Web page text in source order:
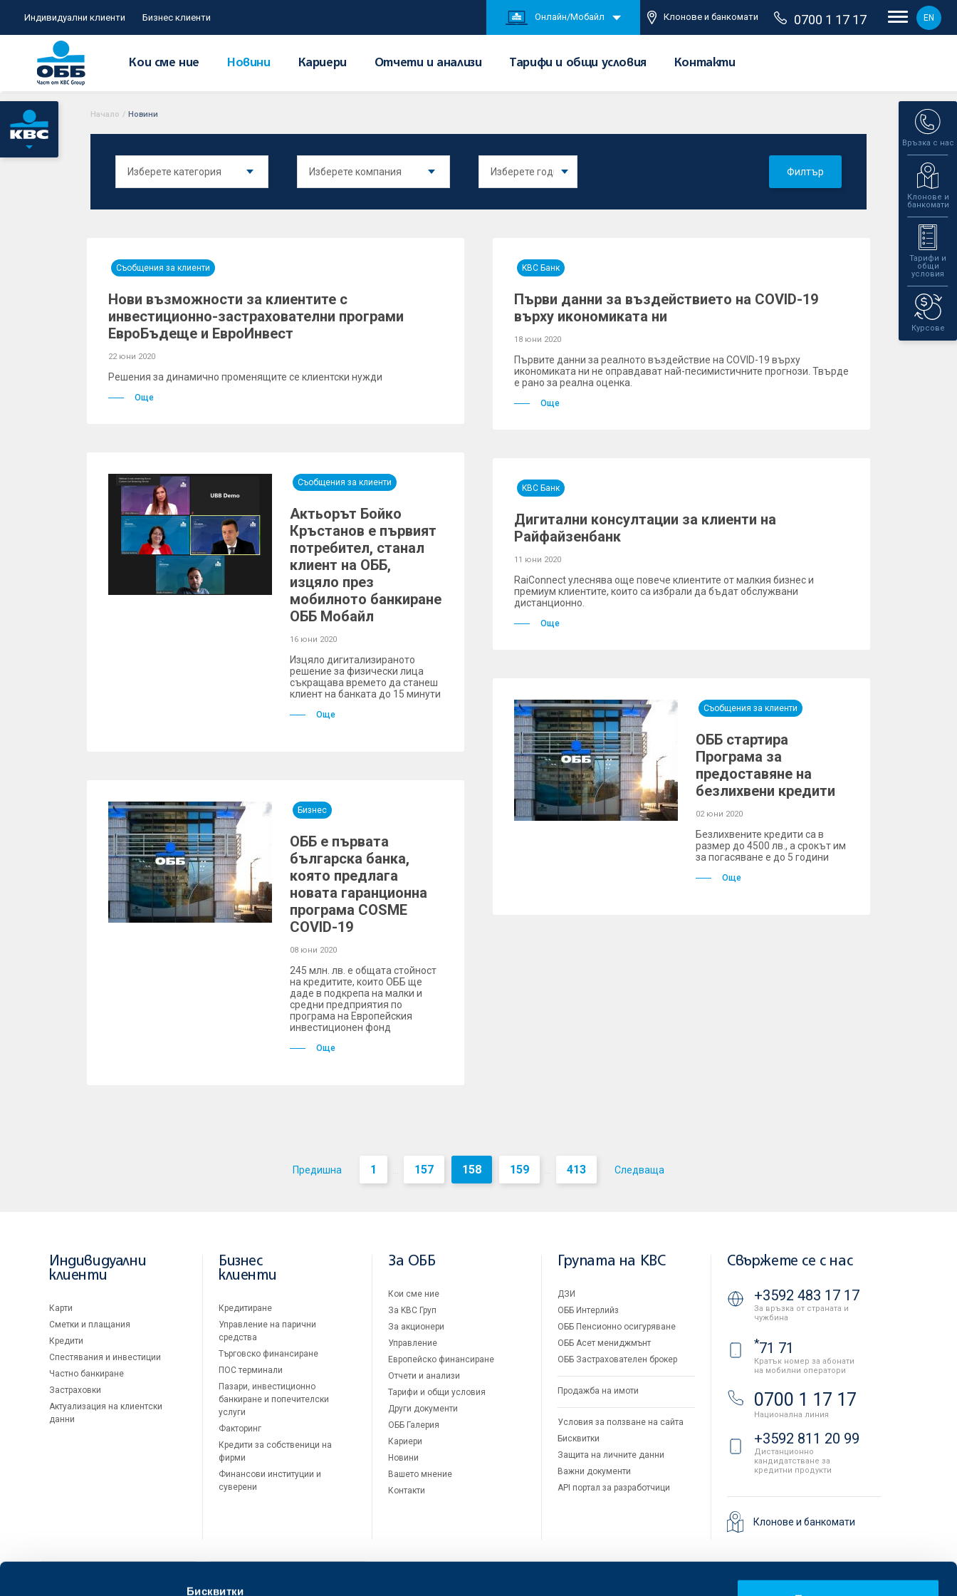
Бисквитки
Индивидуални клиенти Бизнес клиенти Онлайн/Мобайл Клонове и банкомати 0700 1 17 17 EN
Кои сме ние Новини Кариери Отчети и анализи Тарифи и общи условия Контакти
Връзка с нас
Клонове и
банкомати
Тарифи и
общи
условия
Курсове
Начало / Новини
Филтър
Съобщения за клиенти
Нови възможности за клиентите с
инвестиционно-застрахователни програми
ЕвроБъдеще и ЕвроИнвест
22 юни 2020
Решения за динамично променящите се клиентски нужди
Още
KBC Банк
Първи данни за въздействието на COVID-19
върху икономиката ни
18 юни 2020
Първите данни за реалното въздействие на COVID-19 върху
икономиката ни не оправдават най-песимистичните прогнози. Твърде
е рано за реална оценка.
Още
Съобщения за клиенти
Актьорът Бойко
Кръстанов е първият
потребител, станал
клиент на ОББ,
изцяло през
мобилното банкиране
ОББ Мобайл
16 юни 2020
Изцяло дигитализираното
решение за физически лица
съкращава времето да станеш
клиент на банката до 15 минути
Още
KBC Банк
Дигитални консултации за клиенти на
Райфайзенбанк
11 юни 2020
RaiConnect улеснява още повече клиентите от малкия бизнес и
премиум клиентите, които са избрали да бъдат обслужвани
дистанционно.
Още
Бизнес
ОББ e първата
българска банка,
която предлага
новата гаранционна
програма COSME
COVID-19
08 юни 2020
245 млн. лв. е общата стойност
на кредитите, които ОББ ще
даде в подкрепа на малки и
средни предприятия по
програма на Европейския
инвестиционен фонд
Още
Съобщения за клиенти
ОББ стартира
Програма за
предоставяне на
безлихвени кредити
02 юни 2020
Безлихвените кредити са в
размер до 4500 лв., а срокът им
за погасяване е до 5 години
Още
Предишна 1 ... 157 158 159 ... 413 Следваща
Индивидуални
клиенти
Карти
Сметки и плащания
Кредити
Спестявания и инвестиции
Частно банкиране
Застраховки
Актуализация на клиентски
данни
Бизнес
клиенти
Кредитиране
Управление на парични
средства
Търговско финансиране
ПОС терминали
Пазари, инвестиционно
банкиране и попечителски
услуги
Факторинг
Кредити за собственици на
фирми
Финансови институции и
суверени
За ОББ
Кои сме ние
За KBC Груп
За акционери
Управление
Европейско финансиране
Отчети и анализи
Тарифи и общи условия
Други документи
ОББ Галерия
Кариери
Новини
Вашето мнение
Контакти
Групата на KBC
ДЗИ
ОББ Интерлийз
ОББ Пенсионно осигуряване
ОББ Асет мениджмънт
ОББ Застрахователен брокер
Продажба на имоти
Условия за ползване на сайта
Бисквитки
Защита на личните данни
Важни документи
API портал за разработчици
Свържете се с нас
+3592 483 17 17
За връзка от страната и
чужбина
*71 71
Кратък номер за абонати
на мобилни оператори
0700 1 17 17
Национална линия
+3592 811 20 99
Дистанционно
кандидатстване за
кредитни продукти
Клонове и банкомати